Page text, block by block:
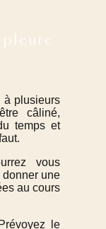
à plusieurs
câliné,
temps et
vous
une
au cours
le